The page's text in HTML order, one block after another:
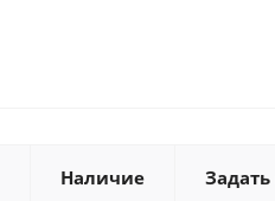
Наличие